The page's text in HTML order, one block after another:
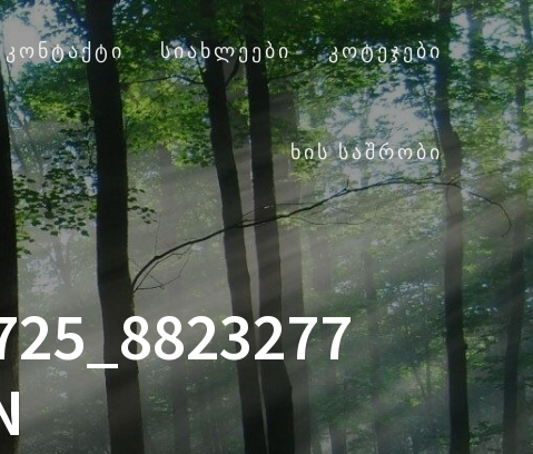
ᲙᲝᲜᲢᲐᲥᲢᲘ ᲡᲘᲐᲮᲚᲔᲔᲑᲘ ᲙᲝᲢᲔᲯᲔᲑᲘ
ᲮᲘᲡ ᲡᲐᲨᲠᲝᲑᲘ